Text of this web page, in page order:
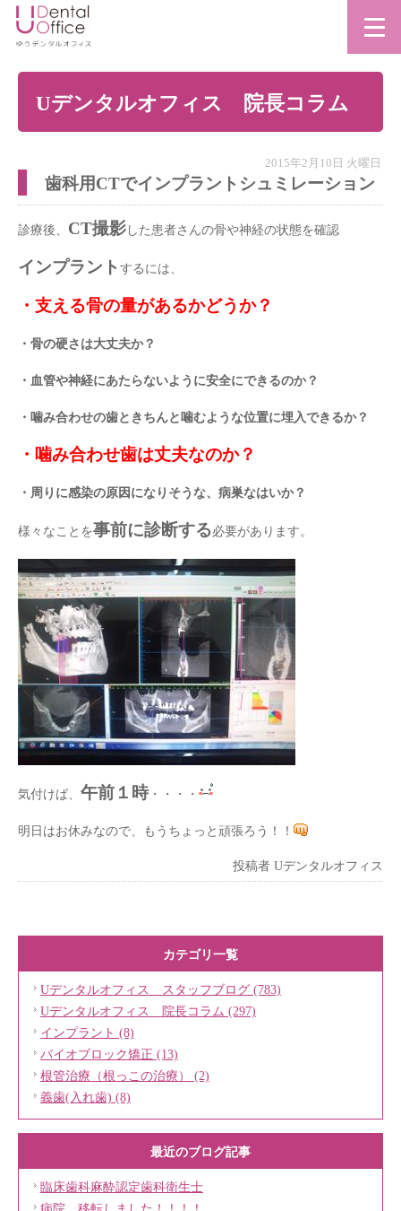
Uデンタルオフィス 院長コラム
2015年2月10日 火曜日
歯科用CTでインプラントシュミレーション
診療後、 CT撮影した患者さんの骨や神経の状態を確認
インプラントするには、
・支える骨の量があるかどうか？
・骨の硬さは大丈夫か？
・血管や神経にあたらないように安全にできるのか？
・噛み合わせの歯ときちんと噛むような位置に埋入できるか？
・噛み合わせ歯は丈夫なのか？
・周りに感染の原因になりそうな、病巣なはいか？
様々なことを事前に診断する必要があります。
気付けば、 午前１時 ・・・・
明日はお休みなので、もうちょっと頑張ろう！！
投稿者 Uデンタルオフィス
カテゴリ一覧
Uデンタルオフィス スタッフブログ (783)
Uデンタルオフィス 院長コラム (297)
インプラント (8)
バイオブロック矯正 (13)
根管治療（根っこの治療） (2)
義歯(入れ歯) (8)
最近のブログ記事
臨床歯科麻酔認定歯科衛生士